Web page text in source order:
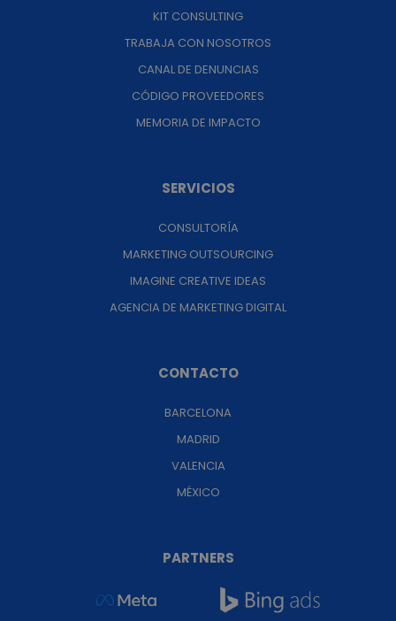
KIT CONSULTING
TRABAJA CON NOSOTROS
CANAL DE DENUNCIAS
CÓDIGO PROVEEDORES
MEMORIA DE IMPACTO
SERVICIOS
CONSULTORÍA
MARKETING OUTSOURCING
IMAGINE CREATIVE IDEAS
AGENCIA DE MARKETING DIGITAL
CONTACTO
BARCELONA
MADRID
VALENCIA
MÉXICO
PARTNERS